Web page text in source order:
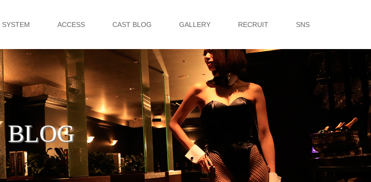
SYSTEM ACCESS CAST BLOG GALLERY RECRUIT SNS
BLOG